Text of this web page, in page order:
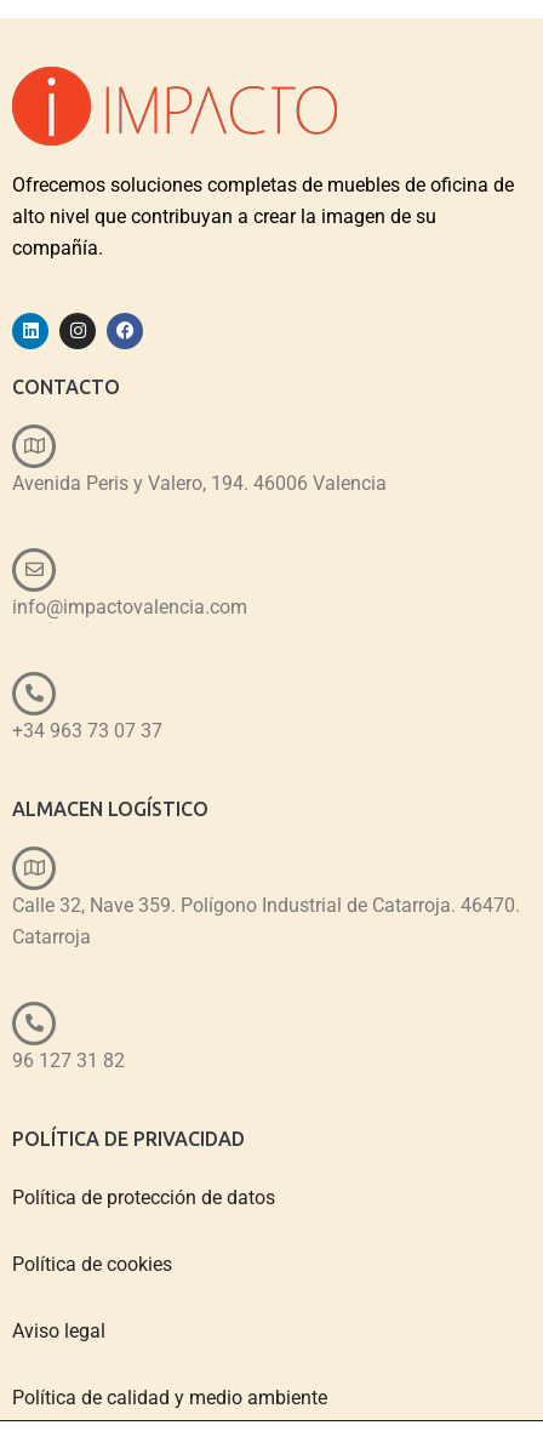
Ofrecemos soluciones completas de muebles de oficina de
alto nivel que contribuyan a crear la imagen de su
compañía.
CONTACTO
Avenida Peris y Valero, 194. 46006 Valencia
info@impactovalencia.com
+34 963 73 07 37
ALMACEN LOGÍSTICO
Calle 32, Nave 359. Polígono Industrial de Catarroja. 46470.
Catarroja
96 127 31 82
POLÍTICA DE PRIVACIDAD
Política de protección de datos
Política de cookies
Aviso legal
Política de calidad y medio ambiente